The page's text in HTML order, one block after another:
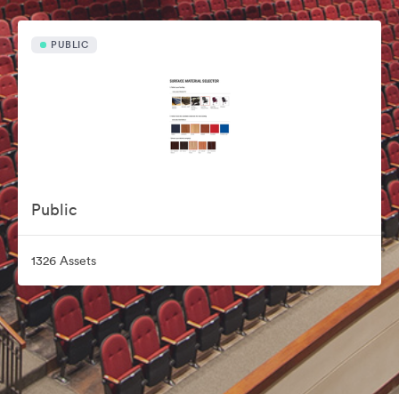
PUBLIC
Public
1326 Assets